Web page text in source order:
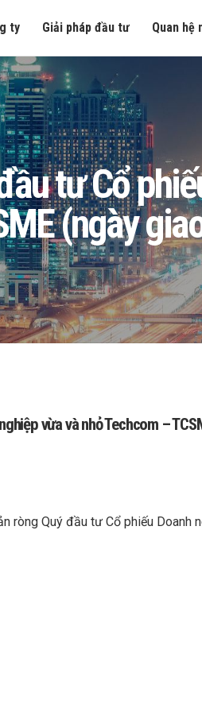
ty Giải pháp đầu tư Quan hệ
tư Cổ
(ngày
vừa và nhỏ Techcom –
ròng Quý đầu tư Cổ phiếu Doanh